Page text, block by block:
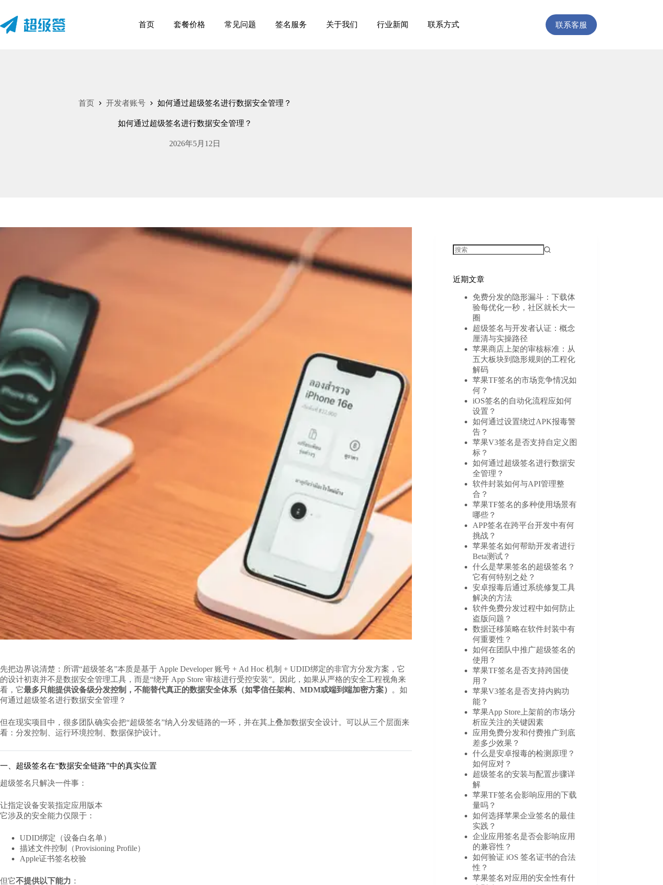
内
容
首页 套餐价格 常见问题 签名服务 关于我们 行业新闻 联系方式 联系客服
首页 开发者账号 如何通过超级签名进行数据安全管理？
如何通过超级签名进行数据安全管理？
2026年5月12日
先把边界说清楚：所谓“超级签名”本质是基于 Apple Developer 账号 + Ad Hoc 机制 + UDID绑定的非官方分发方案，它
的设计初衷并不是数据安全管理工具，而是“绕开 App Store 审核进行受控安装”。因此，如果从严格的安全工程视角来
看，它最多只能提供设备级分发控制，不能替代真正的数据安全体系（如零信任架构、MDM或端到端加密方案） 。 如
何通过超级签名进行数据安全管理 ？
但在现实项目中，很多团队确实会把“超级签名”纳入分发链路的一环，并在其上叠加数据安全设计。可以从三个层面来
看：分发控制、运行环境控制、数据保护设计。
一、超级签名在“数据安全链路”中的真实位置
超级签名只解决一件事：
让指定设备安装指定应用版本
它涉及的安全能力仅限于：
UDID绑定（设备白名单）
描述文件控制（Provisioning Profile）
Apple证书签名校验
但它不提供以下能力 ：
果
近期文章
免费分发的隐形漏斗：下载体
验每优化一秒，社区就长大一
圈
超级签名与开发者认证：概念
厘清与实操路径
苹果商店上架的审核标准：从
五大板块到隐形规则的工程化
解码
苹果TF签名的市场竞争情况如
何？
iOS签名的自动化流程应如何
设置？
如何通过设置绕过APK报毒警
告？
苹果V3签名是否支持自定义图
标？
如何通过超级签名进行数据安
全管理？
软件封装如何与API管理整
合？
苹果TF签名的多种使用场景有
哪些？
APP签名在跨平台开发中有何
挑战？
苹果签名如何帮助开发者进行
Beta测试？
什么是苹果签名的超级签名？
它有何特别之处？
安卓报毒后通过系统修复工具
解决的方法
软件免费分发过程中如何防止
盗版问题？
数据迁移策略在软件封装中有
何重要性？
如何在团队中推广超级签名的
使用？
苹果TF签名是否支持跨国使
用？
苹果V3签名是否支持内购功
能？
苹果App Store上架前的市场分
析应关注的关键因素
应用免费分发和付费推广到底
差多少效果？
什么是安卓报毒的检测原理？
如何应对？
超级签名的安装与配置步骤详
解
苹果TF签名会影响应用的下载
量吗？
如何选择苹果企业签名的最佳
实践？
企业应用签名是否会影响应用
的兼容性？
如何验证 iOS 签名证书的合法
性？
苹果签名对应用的安全性有什